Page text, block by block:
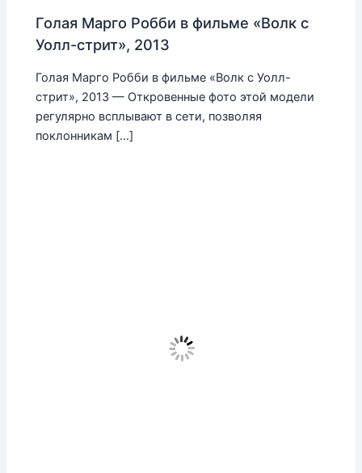
Голая Марго Робби в фильме «Волк с
Уолл-стрит», 2013
Голая Марго Робби в фильме «Волк с Уолл-
стрит», 2013 — Откровенные фото этой модели
регулярно всплывают в сети, позволяя
поклонникам […]